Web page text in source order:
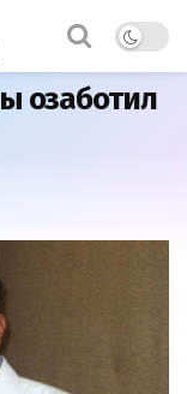
озаботил